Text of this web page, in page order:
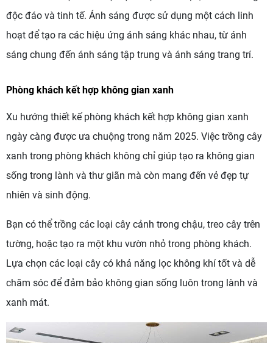
độc đáo và tinh tế. Ánh sáng được sử dụng một cách linh
hoạt để tạo ra các hiệu ứng ánh sáng khác nhau, từ ánh
sáng chung đến ánh sáng tập trung và ánh sáng trang trí.
Phòng khách kết hợp không gian xanh
Xu hướng thiết kế phòng khách kết hợp không gian xanh
ngày càng được ưa chuộng trong năm 2025. Việc trồng cây
xanh trong phòng khách không chỉ giúp tạo ra không gian
sống trong lành và thư giãn mà còn mang đến vẻ đẹp tự
nhiên và sinh động.
Bạn có thể trồng các loại cây cảnh trong chậu, treo cây trên
tường, hoặc tạo ra một khu vườn nhỏ trong phòng khách.
Lựa chọn các loại cây có khả năng lọc không khí tốt và dễ
chăm sóc để đảm bảo không gian sống luôn trong lành và
xanh mát.